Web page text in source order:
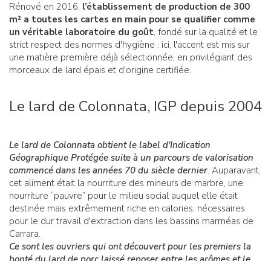
Rénové en 2016, l’établissement de production de 300
m² a toutes les cartes en main pour se qualifier comme
un véritable laboratoire du goût, fondé sur la qualité et le
strict respect des normes d'hygiène : ici, l'accent est mis sur
une matière première déjà sélectionnée, en privilégiant des
morceaux de lard épais et d'origine certifiée.
Le lard de Colonnata, IGP depuis 2004
Le lard de Colonnata obtient le label d'Indication
Géographique Protégée suite à un parcours de valorisation
commencé dans les années 70 du siècle dernier. Auparavant,
cet aliment était la nourriture des mineurs de marbre, une
nourriture “pauvre” pour le milieu social auquel elle était
destinée mais extrêmement riche en calories, nécessaires
pour le dur travail d'extraction dans les bassins marméas de
Carrara.
Ce sont les ouvriers qui ont découvert pour les premiers la